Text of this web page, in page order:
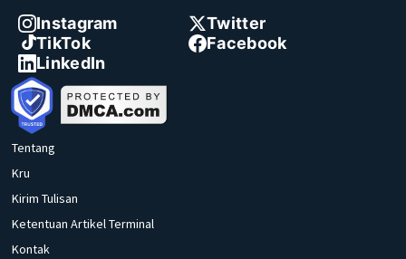
Instagram
Twitter
TikTok
Facebook
LinkedIn
Tentang
Kru
Kirim Tulisan
Ketentuan Artikel Terminal
Kontak